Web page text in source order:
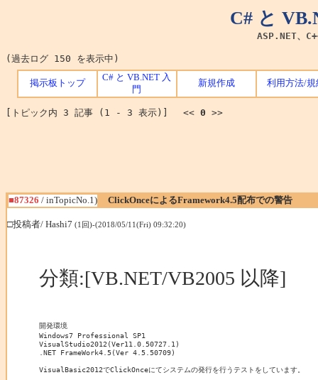
C# と
ASP.NET、
(過去ログ 150 を表示中)
掲示板トップ
C# と VB.NET 入
門
新規作成 利用方法/規
[トピック内 3 記事 (1 - 3 表示)] << 0 >>
■87326 / inTopicNo.1) ClickOnceによるFramework4.5配布での警告
□投稿者/ Hashi7 (1回)-(2018/05/11(Fri) 09:32:20)
分類:[VB.NET/VB2005 以降]
開発環境
Windows7 Professional SP1
VisualStudio2012(Ver11.0.50727.1)
.NET FrameWork4.5(Ver 4.5.50709)
VisualBasic2012でClickOnceにてシステムの発行を行うテストをしています。